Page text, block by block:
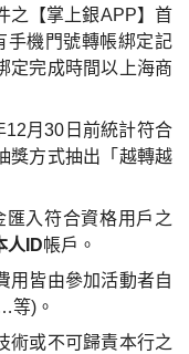
之【掌上銀APP】首
手機門號轉帳綁定記
定完成時間以上海商
12月30日前統計符合
獎方式抽出「越轉越
匯入符合資格用戶之
人ID帳戶。
用皆由參加活動者自
等)。
術或不可歸責本行之